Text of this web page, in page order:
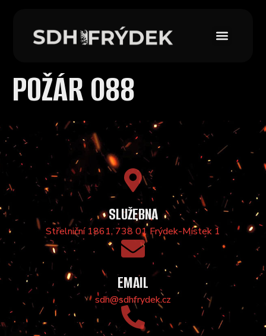
POŽÁR 088
SLUŽEBNA
Střelniční 1861, 738 01 Frýdek-Místek 1
EMAIL
sdh@sdhfrydek.cz